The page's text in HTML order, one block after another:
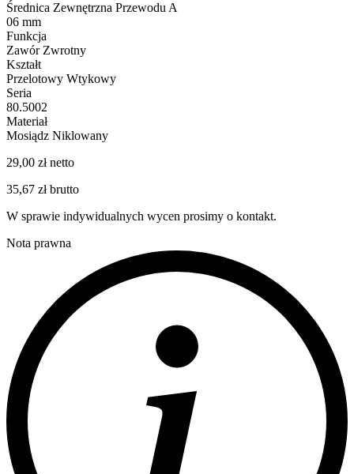
Średnica Zewnętrzna Przewodu A
06 mm
Funkcja
Zawór Zwrotny
Kształt
Przelotowy Wtykowy
Seria
80.5002
Materiał
Mosiądz Niklowany
29,00 zł netto
35,67 zł brutto
W sprawie indywidualnych wycen prosimy o kontakt.
Nota prawna